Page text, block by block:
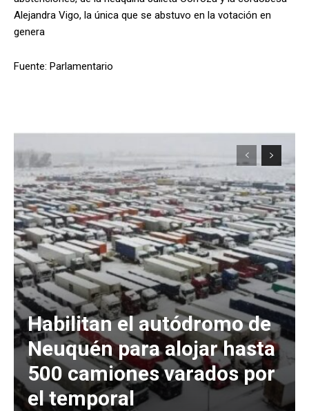
Alejandra Vigo, la única que se abstuvo en la votación en
genera
Fuente: Parlamentario
Habilitan el autódromo de
Neuquén para alojar hasta
500 camiones varados por
el temporal